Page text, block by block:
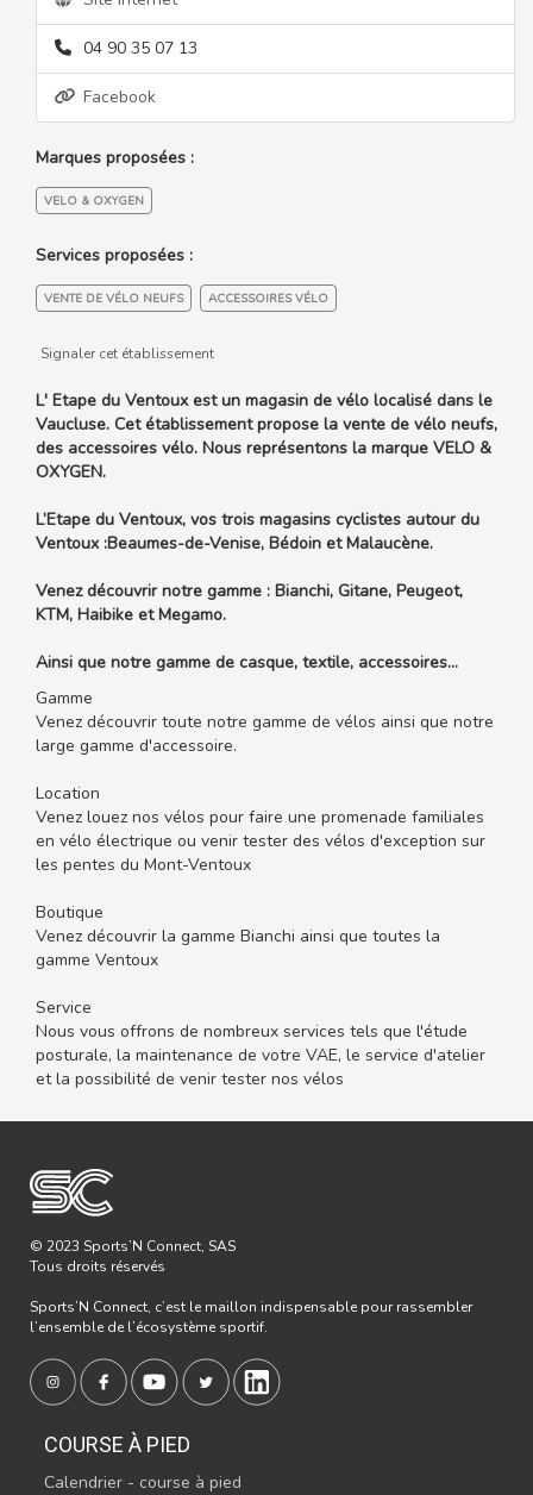
04 90 35 07 13
Facebook
Marques proposées :
VELO & OXYGEN
Services proposées :
VENTE DE VÉLO NEUFS ACCESSOIRES VÉLO
Signaler cet établissement
L' Etape du Ventoux est un magasin de vélo localisé dans le
Vaucluse. Cet établissement propose la vente de vélo neufs,
des accessoires vélo. Nous représentons la marque VELO &
OXYGEN.
L’Etape du Ventoux, vos trois magasins cyclistes autour du
Ventoux :Beaumes-de-Venise, Bédoin et Malaucène.
Venez découvrir notre gamme : Bianchi, Gitane, Peugeot,
KTM, Haibike et Megamo.
Ainsi que notre gamme de casque, textile, accessoires…
Gamme
Venez découvrir toute notre gamme de vélos ainsi que notre
large gamme d'accessoire.
Location
Venez louez nos vélos pour faire une promenade familiales
en vélo électrique ou venir tester des vélos d'exception sur
les pentes du Mont-Ventoux
Boutique
Venez découvrir la gamme Bianchi ainsi que toutes la
gamme Ventoux
Service
Nous vous offrons de nombreux services tels que l'étude
posturale, la maintenance de votre VAE, le service d'atelier
et la possibilité de venir tester nos vélos
© 2023 Sports’N Connect, SAS
Tous droits réservés
Sports’N Connect, c’est le maillon indispensable pour rassembler
l’ensemble de l’écosystème sportif.
COURSE À PIED
Calendrier - course à pied